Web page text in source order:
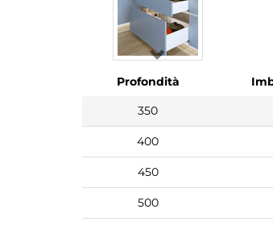
Profondità
350
400
450
500